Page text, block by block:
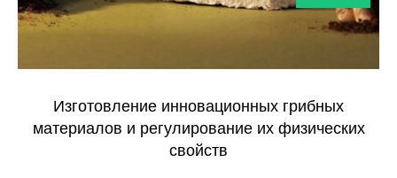
Изготовление инновационных грибных
материалов и регулирование их физических
свойств